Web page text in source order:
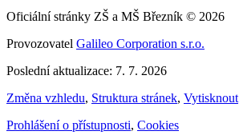
Oficiální stránky ZŠ a MŠ Březník © 2026
Provozovatel Galileo Corporation s.r.o.
Poslední aktualizace: 7. 7. 2026
Změna vzhledu, Struktura stránek, Vytisknout
Prohlášení o přístupnosti, Cookies